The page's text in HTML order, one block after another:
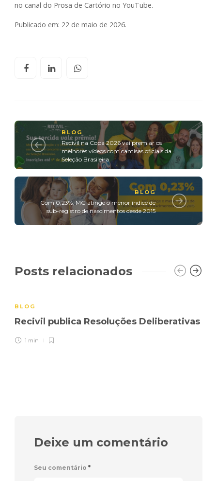
no canal do Prosa de Cartório no YouTube.
Publicado em: 22 de maio de 2026.
BLOG
Recivil na Copa 2026 vai premiar os
melhores vídeos com camisas oficiais da
Seleção Brasileira
BLOG
Com 0,23%, MG atinge o menor índice de
sub-registro de nascimentos desde 2015
Posts relacionados
BLOG
Recivil publica Resoluções Deliberativas
1 min
Deixe um comentário
Seu comentário *